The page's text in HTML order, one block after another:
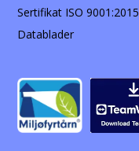
Sertifikat ISO 9001:2015
Datablader